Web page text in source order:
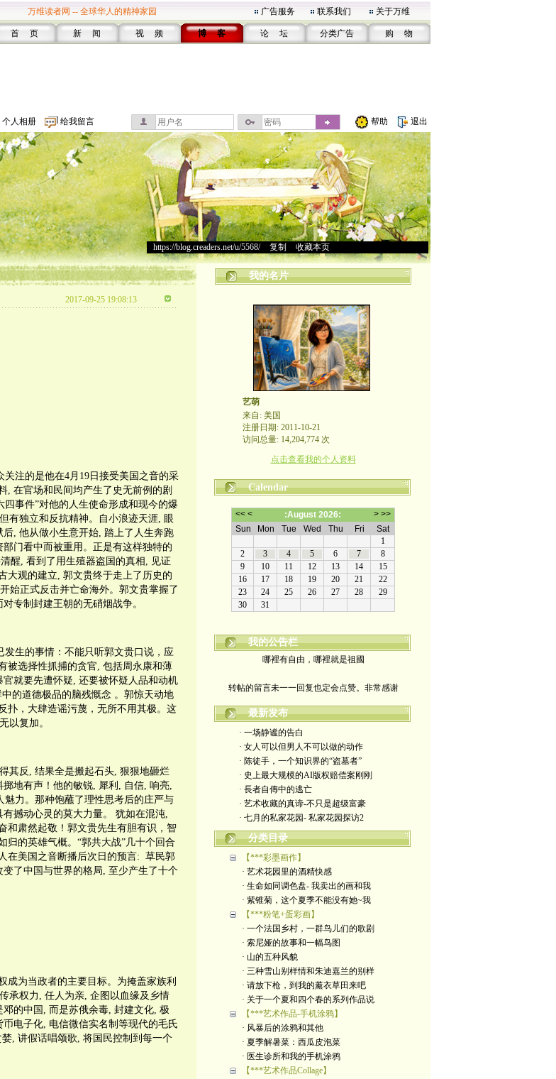
万维读者网 -- 全球华人的精神家园 广告服务 联系我们 关于万维
首 页 新 闻 视 频 博 客 论 坛 分类广告 购 物
个人相册 给我留言 帮助 退出
https://blog.creaders.net/u/5568/> 复制 收藏本页
2017-09-25 19:08:13
关注的是他在4月 19日接受美国之音的采
, 在官场和民间均产生了史无前例的剧
四事件”对他的人生使命形成和现今的爆
但有独立和反抗精神。自小浪迹天涯, 眼
后, 他从做小生意开始, 踏上了人生奔跑
部门看中而被重用。正是有这样独特的
醒, 看到了用生殖器盗国的真相 , 见证
大观的建立, 郭文贵终于走上了历史的
始正式反击并亡命海外。郭文贵掌握了
专制封建王朝的无硝烟战争。
生的事情：不能只听郭文贵口说，应
被选择性抓捕的贪官, 包括周永康和薄
就要先遭怀疑, 还要被怀疑人品和动机
的道德极品的脑残慨念 。郭惊天动地
扑，大肆造谣污蔑，无所不用其极。这
无以复加。
其反, 结果全是搬起石头, 狠狠地砸烂
地有声！他的敏锐, 犀利 , 自信, 响亮,
力。那种饱蘸了理性思考后的庄严与
有撼动心灵的莫大力量。 犹如在混沌,
和肃然起敬！ 郭文贵先生有胆有识，智
归的英雄气概。“郭共大战”几十个回合
在美国之音断播后次日的预言: 草民郭
变了中国与世界的格局, 至少产生了十个
成为当政者的主要目标。为掩盖家族利
承权力, 任人为亲, 企图以血缘及乡情
邓的中国 , 而是苏俄余毒, 封建文化, 极
币电子化, 电信微信实名制等现代的毛氏
婪, 讲假话唱颂歌, 将国民控制到每一个
我的名片
艺萌
来自: 美国
注册日期: 2011-10-21
访问总量: 14,204,774 次
点击查看我的个人资料
Calendar
我的公告栏
哪裡有自由，哪裡就是祖國
yimengling53@yahoo.com
有意收藏者请私信我，感谢一贯支持
政治转载不一定代表本人意见
艺术博客：https://yimengl.blog
目录中标注星号的为本人艺术原创
最新发布
· 一场静谧的告白
· 女人可以但男人不可以做的动作
· 陈徒手，一个知识界的“盗墓者”
· 史上最大规模的AI版权赔偿案刚刚
· 長者自傳中的逃亡
· 艺术收藏的真谛-不只是超级富豪
· 七月的私家花园- 私家花园探访2
分类目录
【***彩墨画作】
· 艺术花园里的酒精快感
· 生命如同调色盘- 我卖出的画和我
· 紫锥菊，这个夏季不能没有她~我
【***粉笔+蛋彩画】
· 一个法国乡村，一群鸟儿们的歌剧
· 索尼娅的故事和一幅鸟图
· 山的五种风貌
· 三种雪山别样情和朱迪嘉兰的别样
· 请放下枪，到我的薰衣草田来吧
· 关于一个夏和四个春的系列作品说
【***艺术作品-手机涂鸦】
· 风暴后的涂鸦和其他
· 夏季解暑菜：西瓜皮泡菜
· 医生诊所和我的手机涂鸦
【***艺术作品Collage】